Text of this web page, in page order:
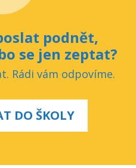
podnět,
se jen zeptat?
Rádi vám odpovíme.
DO ŠKOLY